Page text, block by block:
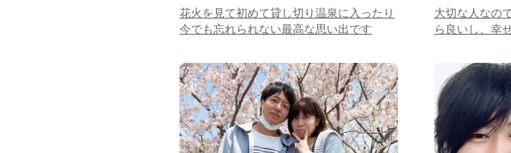
花火を見て初めて貸し切り温泉に入ったり
今でも忘れられない最高な思い出です
大切な人なの
ら良いし、幸